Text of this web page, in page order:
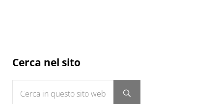
Sidebar
Cerca nel sito
Submit search